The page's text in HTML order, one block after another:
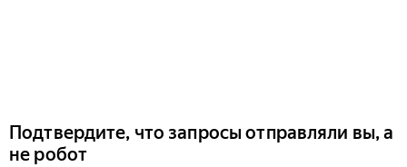
Подтвердите, что запросы отправляли вы, а
не робот